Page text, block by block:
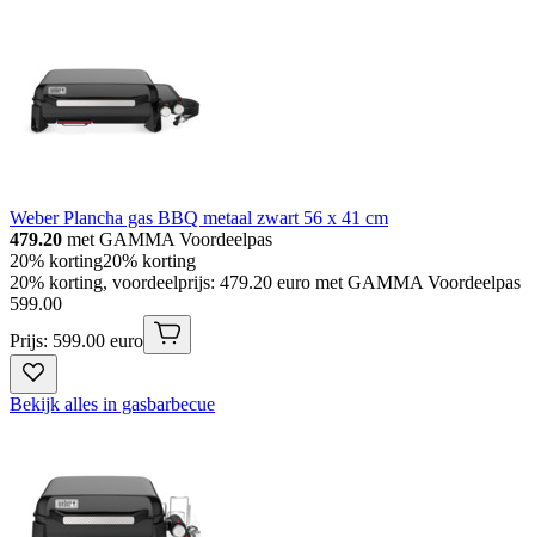
Weber Plancha gas BBQ metaal zwart 56 x 41 cm
479.20 met GAMMA Voordeelpas
20% korting20% korting
20% korting, voordeelprijs: 479.20 euro met GAMMA Voordeelpas
599.00
Prijs: 599.00 euro
Bekijk alles in gasbarbecue